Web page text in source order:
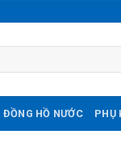
ĐỒNG HỒ NƯỚC PHỤ